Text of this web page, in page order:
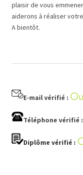
plaisir de vous
aiderons à réaliser
A bientôt.
E-mail vérifié :
Téléphone vérifié :
Diplôme vérifié :